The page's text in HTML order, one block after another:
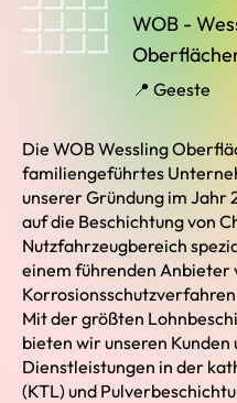
WOB -
📍 Geeste
Die WOB Wessling
familiengeführtes
unserer Gründung im Jahr
auf die Beschichtung von
Nutzfahrzeugbereich
einem führenden Anbieter
Mit der größten
bieten wir unseren
Dienstleistungen in der
(KTL) und